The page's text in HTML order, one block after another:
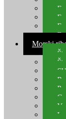
Morski